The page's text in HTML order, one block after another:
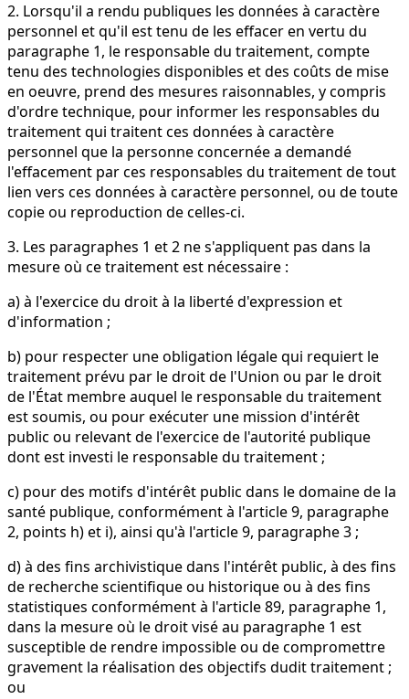
2. Lorsqu'il a rendu publiques les données à caractère
personnel et qu'il est tenu de les effacer en vertu du
paragraphe 1, le responsable du traitement, compte
tenu des technologies disponibles et des coûts de mise
en oeuvre, prend des mesures raisonnables, y compris
d'ordre technique, pour informer les responsables du
traitement qui traitent ces données à caractère
personnel que la personne concernée a demandé
l'effacement par ces responsables du traitement de tout
lien vers ces données à caractère personnel, ou de toute
copie ou reproduction de celles-ci.
3. Les paragraphes 1 et 2 ne s'appliquent pas dans la
mesure où ce traitement est nécessaire :
a) à l'exercice du droit à la liberté d'expression et
d'information ;
b) pour respecter une obligation légale qui requiert le
traitement prévu par le droit de l'Union ou par le droit
de l'État membre auquel le responsable du traitement
est soumis, ou pour exécuter une mission d'intérêt
public ou relevant de l'exercice de l'autorité publique
dont est investi le responsable du traitement ;
c) pour des motifs d'intérêt public dans le domaine de la
santé publique, conformément à l'article 9, paragraphe
2, points h) et i), ainsi qu'à l'article 9, paragraphe 3 ;
d) à des fins archivistique dans l'intérêt public, à des fins
de recherche scientifique ou historique ou à des fins
statistiques conformément à l'article 89, paragraphe 1,
dans la mesure où le droit visé au paragraphe 1 est
susceptible de rendre impossible ou de compromettre
gravement la réalisation des objectifs dudit traitement ;
ou